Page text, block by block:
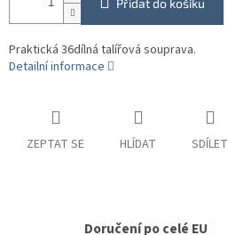
Přidat do košíku
Praktická 36dílná talířová souprava.
Detailní informace
ZEPTAT SE HLÍDAT SDÍLET
Doručení po celé EU